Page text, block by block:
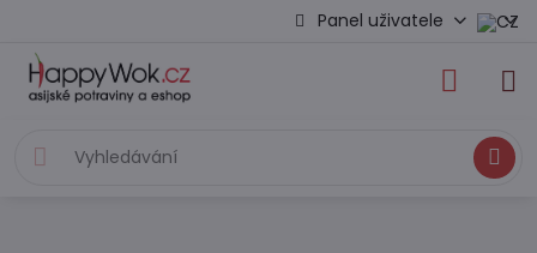
Panel uživatele
Hledat